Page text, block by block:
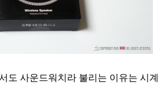
도 사운드워치라 불리는 이유는 시계